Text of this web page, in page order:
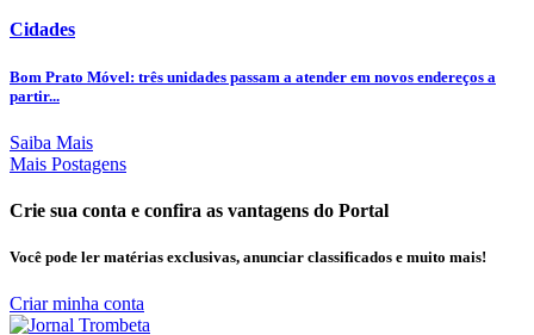
Cidades
Bom Prato Móvel: três unidades passam a atender em novos endereços a
partir...
Saiba Mais
Mais Postagens
Crie sua conta e confira as vantagens do Portal
Você pode ler matérias exclusivas, anunciar classificados e muito mais!
Criar minha conta